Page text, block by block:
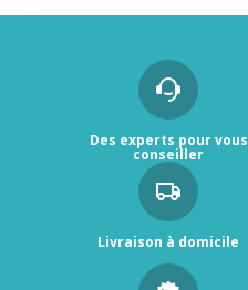
Des experts pour vous
conseiller
Livraison à domicile